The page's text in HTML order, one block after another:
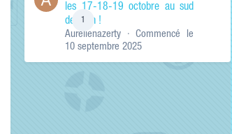
1
les 17-18-19 octobre au sud
de Lyon !
Aurelienazerty · Commencé le
10 septembre 2025